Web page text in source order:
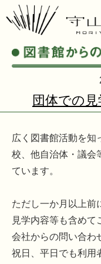
団体での
広く図書館活動を知
校、他自治体・議会
ています。
ただし一か月以上前
見学内容等も含めて
会社からの問い合わ
祝日、平日でも利用